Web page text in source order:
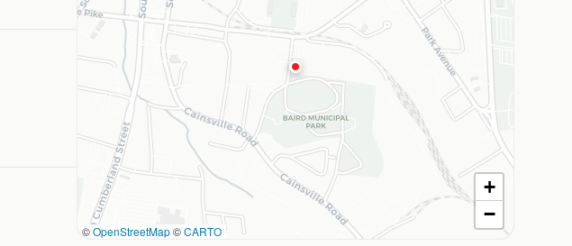
©OpenStreetMap©CARTO
+
−